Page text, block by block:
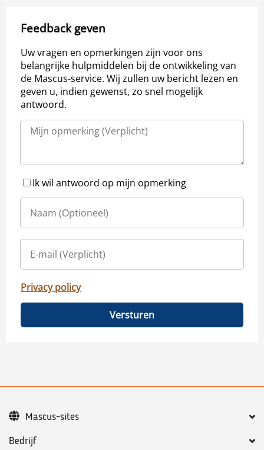
Feedback geven
Uw vragen en opmerkingen zijn voor ons
belangrijke hulpmiddelen bij de ontwikkeling van
de Mascus-service. Wij zullen uw bericht lezen en
geven u, indien gewenst, zo snel mogelijk
antwoord.
Ik wil antwoord op mijn opmerking
Privacy policy
Versturen
Bedrijf
Mascus-sites